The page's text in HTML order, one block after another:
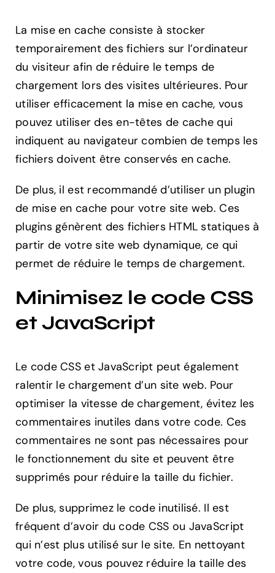
La mise en cache consiste à stocker
temporairement des fichiers sur l’ordinateur
du visiteur afin de réduire le temps de
chargement lors des visites ultérieures. Pour
utiliser efficacement la mise en cache, vous
pouvez utiliser des en-têtes de cache qui
indiquent au navigateur combien de temps les
fichiers doivent être conservés en cache.
De plus, il est recommandé d’utiliser un plugin
de mise en cache pour votre site web. Ces
plugins génèrent des fichiers HTML statiques à
partir de votre site web dynamique, ce qui
permet de réduire le temps de chargement.
Minimisez le code CSS
et JavaScript
Le code CSS et JavaScript peut également
ralentir le chargement d’un site web. Pour
optimiser la vitesse de chargement, évitez les
commentaires inutiles dans votre code. Ces
commentaires ne sont pas nécessaires pour
le fonctionnement du site et peuvent être
supprimés pour réduire la taille du fichier.
De plus, supprimez le code inutilisé. Il est
fréquent d’avoir du code CSS ou JavaScript
qui n’est plus utilisé sur le site. En nettoyant
votre code, vous pouvez réduire la taille des